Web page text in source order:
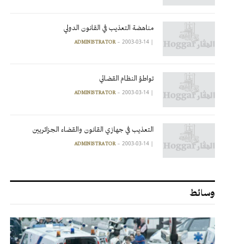
مناهضة التعذيب في القانون الدولي
|
ADMINISTRATOR 2003-03-14
تواطؤ النظام القضائي
|
ADMINISTRATOR 2003-03-14
التعذيب في جهازي القانون والقضاء الجزائريين
|
ADMINISTRATOR 2003-03-14
وسائط